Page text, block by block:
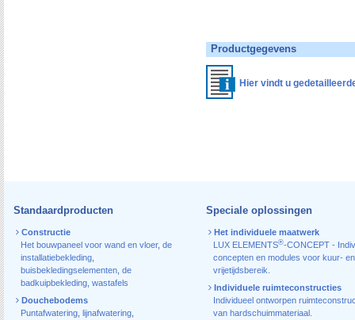
Productgegevens
Hier vindt u
Standaardproducten
Constructie
Het bouwpaneel voor wand en vloer, de
installatiebekleding
buisbekledingselementen de
badkuipbekleding wastafels
Douchebodems
Puntafwatering lijnafwatering
Speciale oplossingen
Het individuele maatwerk
LUX ELEMENTS®-CONCEPT -
concepten en modules voor kuur- en
vrijetijdsbereik.
Individuele ruimteconstructies
Individueel ontworpen
van hardschuimmateriaal.